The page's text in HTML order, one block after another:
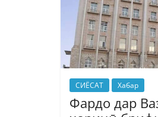
СИЁСАТ Хабар
Фардо дар